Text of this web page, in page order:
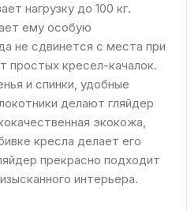
нагрузку до 100 кг.
ему особую
не сдвинется с места при
простых кресел-качалок.
и спинки, удобные
делают гляйдер
экокожа,
кресла делает его
прекрасно подходит
интерьера.